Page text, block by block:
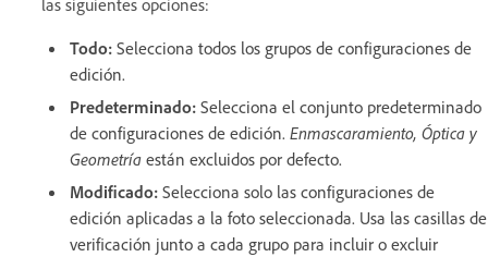
Todo: Selecciona todos los grupos de configuraciones de
edición.
Predeterminado: Selecciona el conjunto predeterminado
de configuraciones de edición. Enmascaramiento, Óptica y
Geometría están excluidos por defecto.
Modificado: Selecciona solo las configuraciones de
edición aplicadas a la foto seleccionada. Usa las casillas de
verificación junto a cada grupo para incluir o excluir